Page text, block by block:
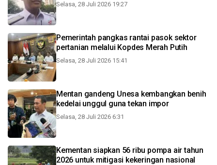
Selasa, 28 Juli 2026 19:27
Pemerintah pangkas rantai pasok sektor
pertanian melalui Kopdes Merah Putih
Selasa, 28 Juli 2026 15:41
Mentan gandeng Unesa kembangkan benih
kedelai unggul guna tekan impor
Selasa, 28 Juli 2026 6:31
Kementan siapkan 56 ribu pompa air tahun
2026 untuk mitigasi kekeringan nasional